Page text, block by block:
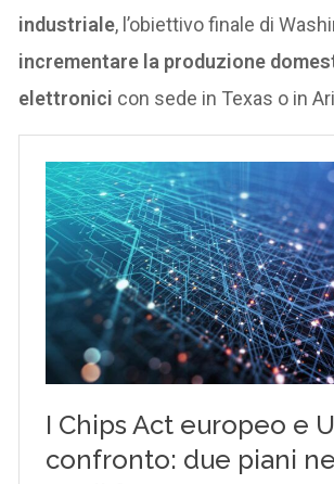
industriale, l’obiettivo finale di
incrementare la produzione
elettronici con sede in Texas o in